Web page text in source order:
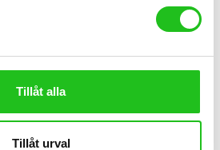
Tillåt alla
Tillåt urval